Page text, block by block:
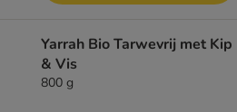
Yarrah Bio Tarwevrij met Kip
& Vis
800 g